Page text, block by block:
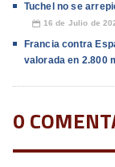
Tuchel no se
📅 16 de Julio de
Francia contra
valorada en 2.800
0